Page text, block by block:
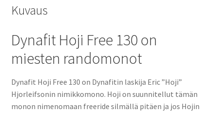
Kuvaus
Dynafit Hoji Free 130 on
miesten randomonot
Dynafit Hoji Free 130 on Dynafitin laskija Eric ”Hoji”
Hjorleifsonin nimikkomono. Hoji on suunnitellut tämän
monon nimenomaan freeride silmällä pitäen ja jos Hojin